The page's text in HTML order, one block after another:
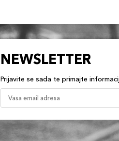
NEWSLETTER
Prijavite se sada te primajte